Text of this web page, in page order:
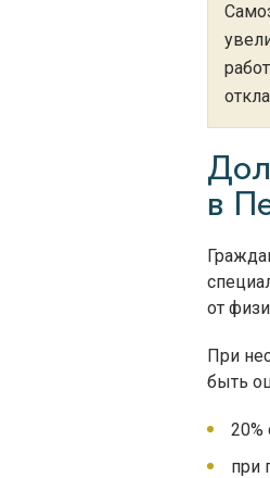
в
от
При
быть
20%
при